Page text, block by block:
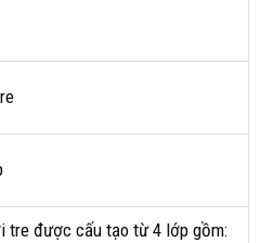
tre được cấu tạo từ 4 lớp gồm: